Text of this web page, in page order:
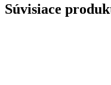
Súvisiace